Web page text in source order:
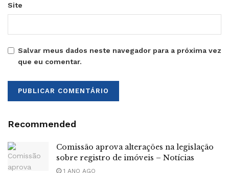
Site
Salvar meus dados neste navegador para a próxima vez
que eu comentar.
Recommended
Comissão aprova alterações na legislação
sobre registro de imóveis – Notícias
1 ANO AGO